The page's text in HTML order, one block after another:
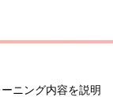
ニング内容を説明